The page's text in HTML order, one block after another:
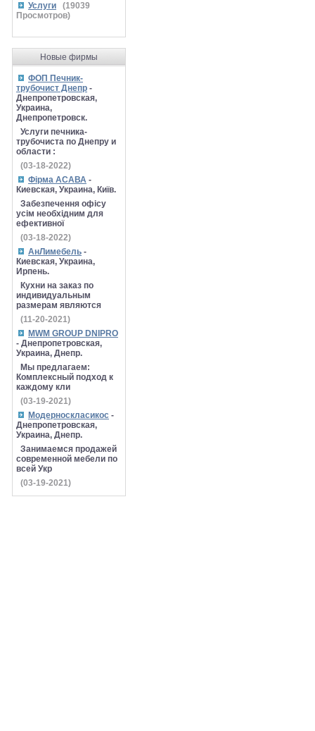
Услуги (19039
Просмотров)
Новые фирмы
ФОП Печник-
трубочист Днепр -
Днепропетровская,
Украина,
Днепропетровск.
Услуги печника-
трубочиста по Днепру и
области :
(03-18-2022)
Фірма АСАВА -
Киевская, Украина, Київ.
Забезпечення офісу
усім необхідним для
ефективної
(03-18-2022)
АнЛимебель -
Киевская, Украина,
Ирпень.
Кухни на заказ по
индивидуальным
размерам являются
(11-20-2021)
MWM GROUP DNIPRO
- Днепропетровская,
Украина, Днепр.
Мы предлагаем:
Комплексный подход к
каждому кли
(03-19-2021)
Модерноскласикос -
Днепропетровская,
Украина, Днепр.
Занимаемся продажей
современной мебели по
всей Укр
(03-19-2021)